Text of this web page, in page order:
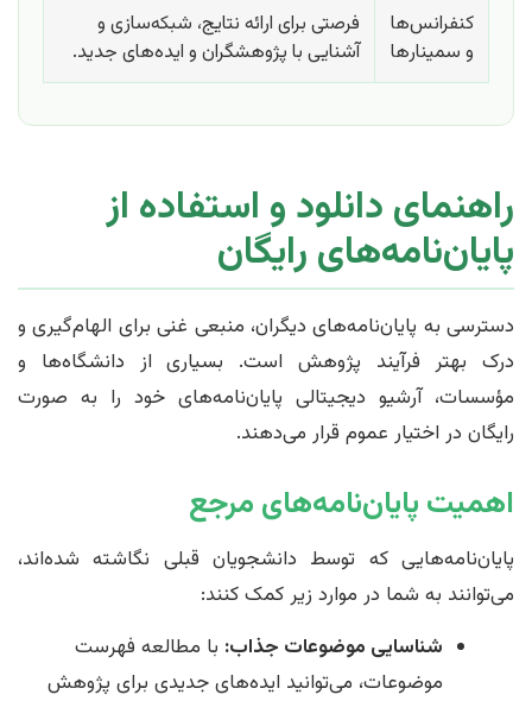
کنفرانس‌ها
و سمینارها
فرصتی برای ارائه نتایج، شبکه‌سازی و
آشنایی با پژوهشگران و ایده‌های جدید.
راهنمای دانلود و استفاده از
پایان‌نامه‌های رایگان
دسترسی به پایان‌نامه‌های دیگران، منبعی غنی برای الهام‌گیری و
درک بهتر فرآیند پژوهش است. بسیاری از دانشگاه‌ها و
مؤسسات، آرشیو دیجیتالی پایان‌نامه‌های خود را به صورت
رایگان در اختیار عموم قرار می‌دهند.
اهمیت پایان‌نامه‌های مرجع
پایان‌نامه‌هایی که توسط دانشجویان قبلی نگاشته شده‌اند،
می‌توانند به شما در موارد زیر کمک کنند:
شناسایی موضوعات جذاب: با مطالعه فهرست
موضوعات، می‌توانید ایده‌های جدیدی برای پژوهش